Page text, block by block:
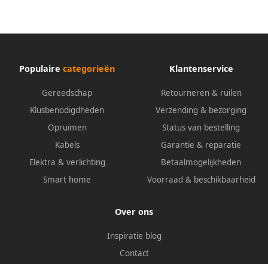
97-681-9
Populaire categorieën
Gereedschap
Klusbenodigdheden
Opruimen
Kabels
Elektra & verlichting
Smart home
Klantenservice
Retourneren & ruilen
Verzending & bezorging
Status van bestelling
Garantie & reparatie
Betaalmogelijkheden
Voorraad & beschikbaarheid
Over ons
Inspiratie blog
Contact